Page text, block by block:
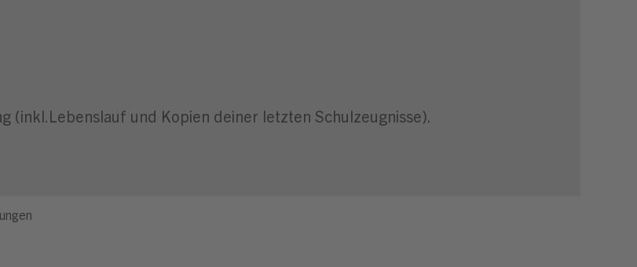
(inkl.Lebenslauf und Kopien deiner letzten Schulzeugnisse).